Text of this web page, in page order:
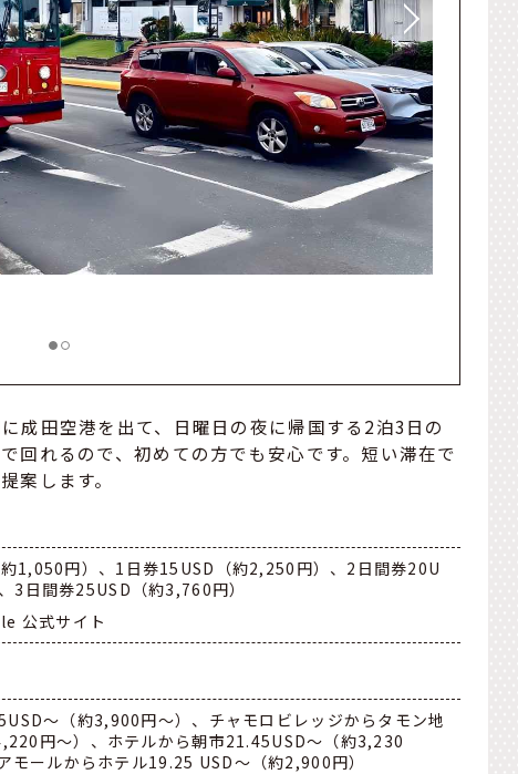
成田空港を出て、日曜日の夜に帰国する2泊3日の
回れるので、初めての方でも安心です。短い滞在で
案します。
1,050円）、1日券15USD（約2,250円）、2日間券20U
3日間券25USD（約3,760円）
公式サイト
〜（約3,900円〜）、チャモロビレッジからタモン地
円〜）、ホテルから朝市21.45USD〜（約3,230
モールからホテル19.25 USD〜（約2,900円）